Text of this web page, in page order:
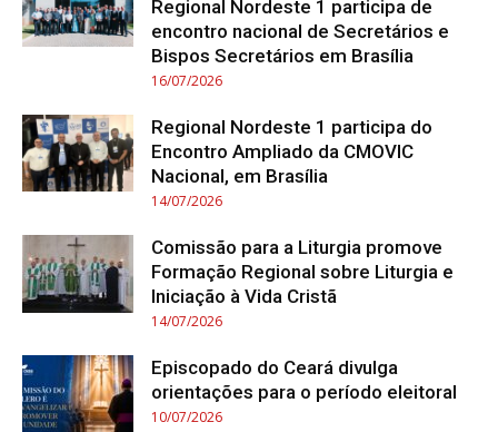
Regional Nordeste 1 participa de
encontro nacional de Secretários e
Bispos Secretários em Brasília
16/07/2026
Regional Nordeste 1 participa do
Encontro Ampliado da CMOVIC
Nacional, em Brasília
14/07/2026
Comissão para a Liturgia promove
Formação Regional sobre Liturgia e
Iniciação à Vida Cristã
14/07/2026
Episcopado do Ceará divulga
orientações para o período eleitoral
10/07/2026